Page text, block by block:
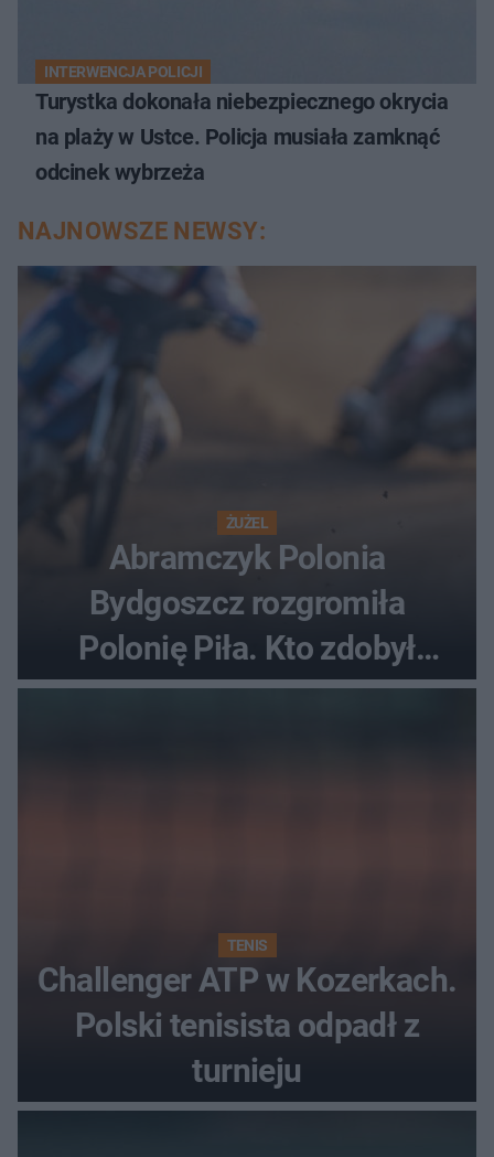
INTERWENCJA POLICJI
Turystka dokonała niebezpiecznego okrycia
na plaży w Ustce. Policja musiała zamknąć
odcinek wybrzeża
NAJNOWSZE NEWSY:
ŻUŻEL
Abramczyk Polonia
Bydgoszcz rozgromiła
Polonię Piła. Kto zdobył
najwięcej punktów?
TENIS
Challenger ATP w Kozerkach.
Polski tenisista odpadł z
turnieju